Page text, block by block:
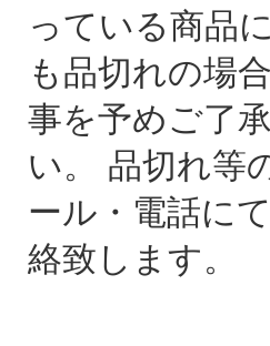
っている商品
も品切れの場
事を予めご了
い。 品切れ等
ール・電話に
絡致します。